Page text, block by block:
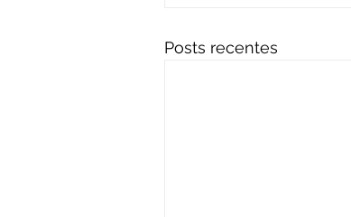
Posts recentes